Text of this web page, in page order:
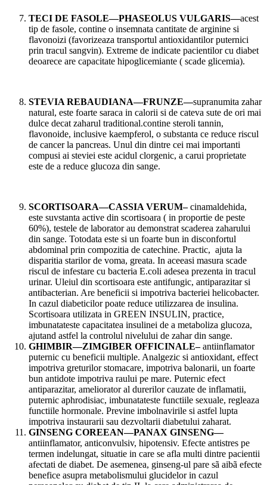
TECI DE FASOLE—PHASEOLUS VULGARIS—acest
tip de fasole, contine o insemnata cantitate de arginine si
flavonoizi (favorizeaza transportul antioxidantilor puternici
prin tracul sangvin). Extreme de indicate pacientilor cu diabet
deoarece are capacitate hipoglicemiante ( scade glicemia).
STEVIA REBAUDIANA—FRUNZE—supranumita zahar
natural, este foarte saraca in calorii si de cateva sute de ori mai
dulce decat zaharul traditional.contine steroli tannin,
flavonoide, inclusive kaempferol, o substanta ce reduce riscul
de cancer la pancreas. Unul din dintre cei mai importanti
compusi ai steviei este acidul clorgenic, a carui proprietate
este de a reduce glucoza din sange.
SCORTISOARA—CASSIA VERUM–cinamaldehida,
este suvstanta active din scortisoara ( in proportie de peste
60%), testele de laborator au demonstrat scaderea zaharului
din sange. Totodata este si un foarte bun in disconfortul
abdominal prin compozitia de catechine. Practic, ajuta la
disparitia starilor de voma, greata. In aceeasi masura scade
riscul de infestare cu bacteria E.coli adesea prezenta in tracul
urinar. Uleiul din scortisoara este antifungic, antiparazitar si
antibacterian. Are beneficii si impotriva bacteriei helicobacter.
In cazul diabeticilor poate reduce utilizzarea de insulina.
Scortisoara utilizata in GREEN INSULIN, practice,
imbunatateste capacitatea insulinei de a metaboliza glucoza,
ajutand astfel la controlul nivelului de zahar din sange.
GHIMBIR—ZIMGIBER OFFICINALE–antiinflamator
puternic cu beneficii multiple. Analgezic si antioxidant, effect
impotriva greturilor stomacare, impotriva balonarii, un foarte
bun antidote impotriva raului pe mare. Puternic efect
antiparazitar, ameliorator al durerilor cauzate de inflamatii,
puternic aphrodisiac, imbunatateste functiile sexuale, regleaza
functiile hormonale. Previne imbolnavirile si astfel lupta
impotriva instaurarii sau dezvoltarii diabetului zaharat.
GINSENG COREEAN—PANAX GINSENG—
antiinflamator, anticonvulsiv, hipotensiv. Efecte antistres pe
termen indelungat, situatie in care se afla multi dintre pacientii
afectati de diabet. De asemenea, ginseng-ul pare sã aibã efecte
benefice asupra metabolismului glucidelor in cazul